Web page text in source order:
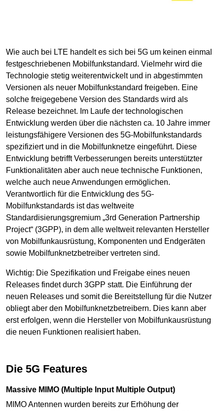
Wie auch bei LTE handelt es sich bei 5G um keinen einmal
festgeschriebenen Mobilfunkstandard. Vielmehr wird die
Technologie stetig weiterentwickelt und in abgestimmten
Versionen als neuer Mobilfunkstandard freigeben. Eine
solche freigegebene Version des Standards wird als
Release bezeichnet. Im Laufe der technologischen
Entwicklung werden über die nächsten ca. 10 Jahre immer
leistungsfähigere Versionen des 5G-Mobilfunkstandards
spezifiziert und in die Mobilfunknetze eingeführt. Diese
Entwicklung betrifft Verbesserungen bereits unterstützter
Funktionalitäten aber auch neue technische Funktionen,
welche auch neue Anwendungen ermöglichen.
Verantwortlich für die Entwicklung des 5G-
Mobilfunkstandards ist das weltweite
Standardisierungsgremium „3rd Generation Partnership
Project“ (3GPP), in dem alle weltweit relevanten Hersteller
von Mobilfunkausrüstung, Komponenten und Endgeräten
sowie Mobilfunknetzbetreiber vertreten sind.
Wichtig: Die Spezifikation und Freigabe eines neuen
Releases findet durch 3GPP statt. Die Einführung der
neuen Releases und somit die Bereitstellung für die Nutzer
obliegt aber den Mobilfunknetzbetreibern. Dies kann aber
erst erfolgen, wenn die Hersteller von Mobilfunkausrüstung
die neuen Funktionen realisiert haben.
Die 5G Features
Massive MIMO (Multiple Input Multiple Output)
MIMO Antennen wurden bereits zur Erhöhung der